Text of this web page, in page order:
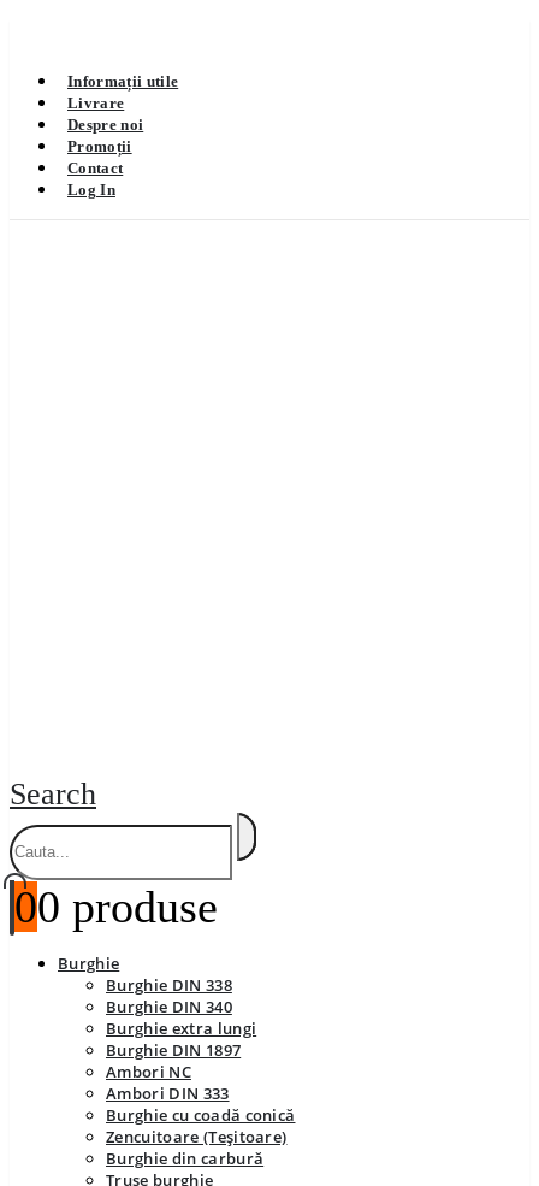
Informații utile
Livrare
Despre noi
Promoții
Contact
Log In
Search
00 produse
Burghie
Burghie DIN 338
Burghie DIN 340
Burghie extra lungi
Burghie DIN 1897
Ambori NC
Ambori DIN 333
Burghie cu coadă conică
Zencuitoare (Teșitoare)
Burghie din carbură
Truse burghie